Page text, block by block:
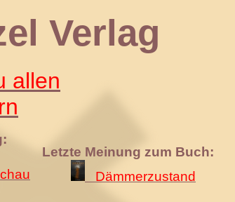
allen
Letzte Meinung zum Buch:
Dämmerzustand